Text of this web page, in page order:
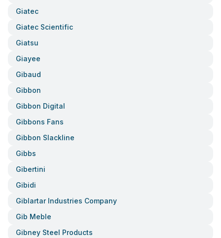
Giatec
Giatec Scientific
Giatsu
Giayee
Gibaud
Gibbon
Gibbon Digital
Gibbons Fans
Gibbon Slackline
Gibbs
Gibertini
Gibidi
Giblartar Industries Company
Gib Meble
Gibney Steel Products